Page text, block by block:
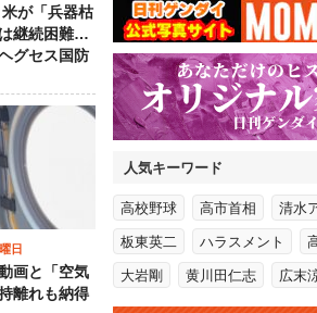
が「兵器枯
継続困難…
グセス国防
日
画と「空気
離れも納得
人気キーワード
高校野球 高市首相 清水
板東英二 ハラスメント
大岩剛 黄川田仁志 広末